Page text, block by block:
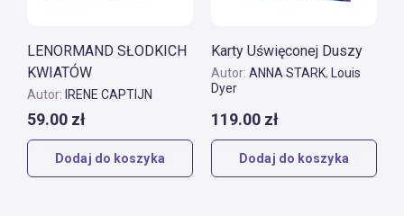
Dodaj do koszyka
LENORMAND SŁODKICH
KWIATÓW
Autor: IRENE CAPTIJN
59.00 zł
Dodaj do koszyka
Karty Uświęconej Duszy
Autor: ANNA STARK,
Louis
Dyer
119.00 zł